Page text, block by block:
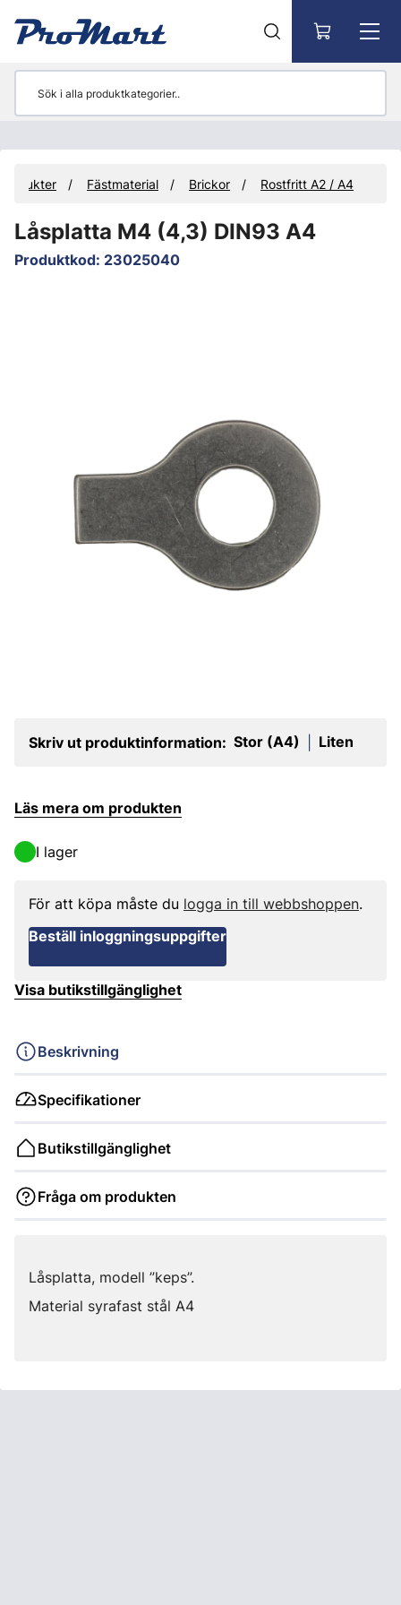
Fästmaterial Brickor Rostfritt A2 / A4
Låsplatta M4 (4,3) DIN93 A4
Produktkod: 23025040
Skriv ut produktinformation: Stor (A4) Liten
Läs mera om produkten
I lager
För att köpa måste du logga in till webbshoppen.
Beställ inloggningsuppgifter
Visa butikstillgänglighet
Beskrivning
Specifikationer
Butikstillgänglighet
Fråga om produkten
Låsplatta, modell ”keps”.
Material syrafast stål A4